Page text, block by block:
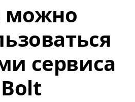
можно
сервиса
Bolt